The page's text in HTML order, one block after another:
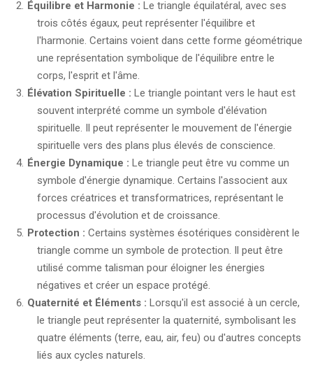
Équilibre et Harmonie : Le triangle équilatéral, avec ses
trois côtés égaux, peut représenter l'équilibre et
l'harmonie. Certains voient dans cette forme géométrique
une représentation symbolique de l'équilibre entre le
corps, l'esprit et l'âme.
Élévation Spirituelle : Le triangle pointant vers le haut est
souvent interprété comme un symbole d'élévation
spirituelle. Il peut représenter le mouvement de l'énergie
spirituelle vers des plans plus élevés de conscience.
Énergie Dynamique : Le triangle peut être vu comme un
symbole d'énergie dynamique. Certains l'associent aux
forces créatrices et transformatrices, représentant le
processus d'évolution et de croissance.
Protection : Certains systèmes ésotériques considèrent le
triangle comme un symbole de protection. Il peut être
utilisé comme talisman pour éloigner les énergies
négatives et créer un espace protégé.
Quaternité et Éléments : Lorsqu'il est associé à un cercle,
le triangle peut représenter la quaternité, symbolisant les
quatre éléments (terre, eau, air, feu) ou d'autres concepts
liés aux cycles naturels.